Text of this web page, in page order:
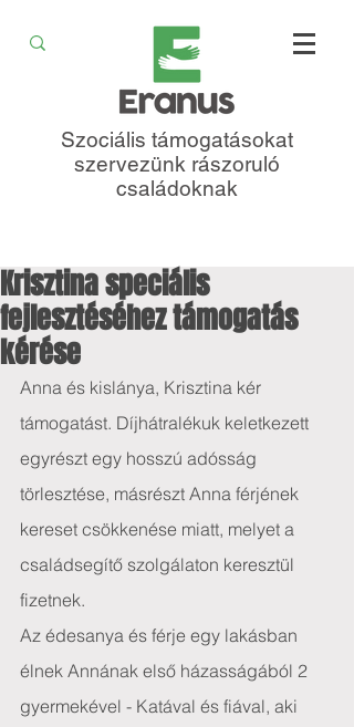
Szociális támogatásokat
szervezünk rászoruló
családoknak
Krisztina speciális
fejlesztéséhez támogatás
kérése
Anna és kislánya, Krisztina kér
támogatást. Díjhátralékuk keletkezett
egyrészt egy hosszú adósság
törlesztése, másrészt Anna férjének
kereset csökkenése miatt, melyet a
családsegítő szolgálaton keresztül
fizetnek.
Az édesanya és férje egy lakásban
élnek Annának első házasságából 2
gyermekével - Katával és fiával, aki